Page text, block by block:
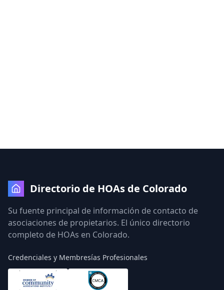
Directorio de HOAs de Colorado
Su fuente principal de información de contacto de
asociaciones de propietarios. El único directorio
completo de HOAs en Colorado.
Credenciales y Membresías Profesionales